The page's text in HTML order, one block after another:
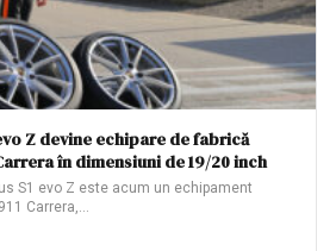
Z devine echipare de fabrică
în dimensiuni de 19/20 inch
S1 evo Z este acum un echipament
Carrera,…